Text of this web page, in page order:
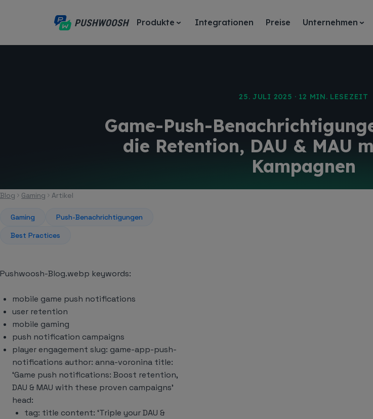
Produkte Integrationen Preise Unternehmen
25. JULI 2025 · 12 MIN. LESEZEIT
Game-Push-
die Retention, DAU & MAU
Kampagnen
Blog Gaming Artikel
Gaming
Push-Benachrichtigungen
Best Practices
Pushwoosh-Blog.webp keywords:
mobile game push notifications
user retention
mobile gaming
push notification campaigns
player engagement slug: game-app-push-
notifications author: anna-voronina title:
‘Game push notifications: Boost retention,
DAU & MAU with these proven campaigns’
head:
tag: title content: ‘Triple your DAU &